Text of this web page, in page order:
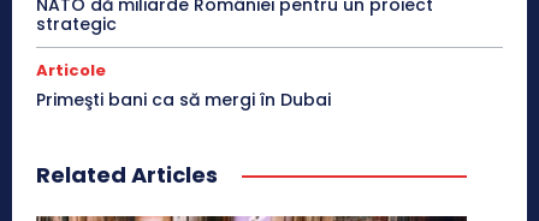
NATO dă miliarde României pentru un proiect
strategic
Articole
Primeşti bani ca să mergi în Dubai
Related Articles